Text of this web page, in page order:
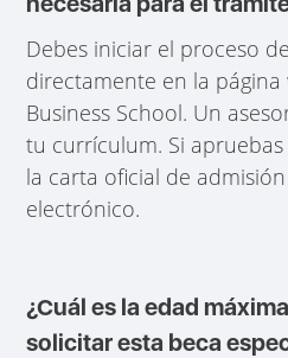
Debes iniciar el proceso
directamente en la página
Business School. Un
tu currículum. Si
la carta oficial de
electrónico.
¿Cuál es la edad
solicitar esta beca